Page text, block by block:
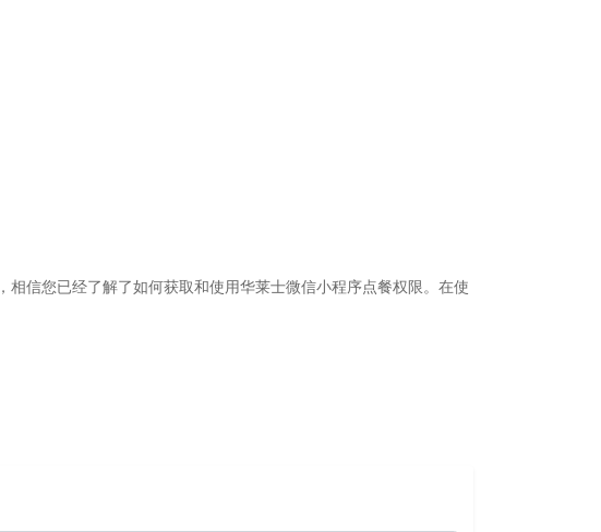
信您已经了解了如何获取和使用华莱士微信小程序点餐权限。在使